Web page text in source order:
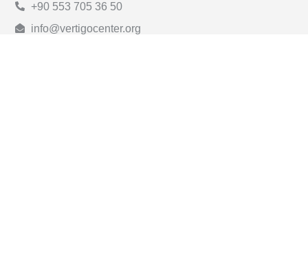
+90 553 705 36 50
info@vertigocenter.org